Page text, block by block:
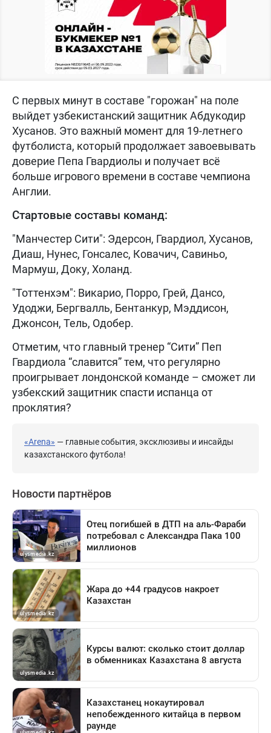
С первых минут в составе "горожан" на поле
выйдет узбекистанский защитник Абдукодир
Хусанов. Это важный момент для 19-летнего
футболиста, который продолжает завоевывать
доверие Пепа Гвардиолы и получает всё
больше игрового времени в составе чемпиона
Англии.
Стартовые составы команд:
"Манчестер Сити": Эдерсон, Гвардиол, Хусанов,
Диаш, Нунес, Гонсалес, Ковачич, Савиньо,
Мармуш, Доку, Холанд.
"Тоттенхэм": Викарио, Порро, Грей, Дансо,
Удоджи, Бергвалль, Бентанкур, Мэддисон,
Джонсон, Тель, Одобер.
Отметим, что главный тренер “Сити” Пеп
Гвардиола “славится” тем, что регулярно
проигрывает лондонской команде – сможет ли
узбекский защитник спасти испанца от
проклятия?
«Arena» — главные события, эксклюзивы и инсайды
казахстанского футбола!